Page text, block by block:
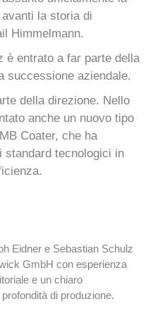
la storia di
Himmelmann.
è entrato a far parte della
successione aziendale.
della direzione. Nello
anche un nuovo tipo
Coater, che ha
standard tecnologici in
Eidner e Sebastian Schulz
GmbH con esperienza
e un chiaro
di produzione.